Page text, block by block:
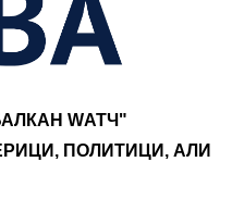
WАТЧ"
ПОЛИТИЦИ, АЛИ